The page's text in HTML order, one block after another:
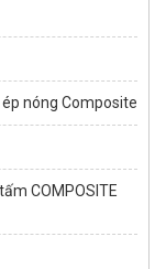
nóng Composite
COMPOSITE